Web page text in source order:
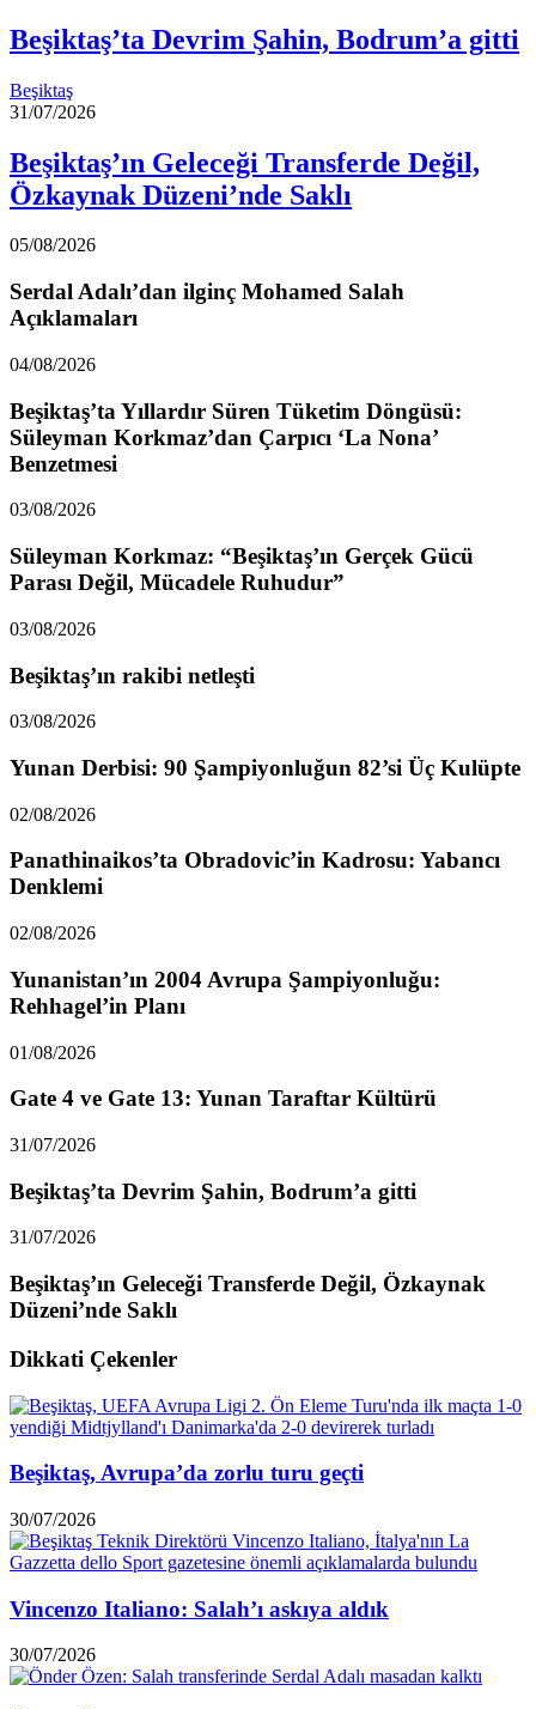
Beşiktaş’ta Devrim Şahin, Bodrum’a gitti
Beşiktaş
31/07/2026
Beşiktaş’ın Geleceği Transferde Değil,
Özkaynak Düzeni’nde Saklı
05/08/2026
Serdal Adalı’dan ilginç Mohamed Salah
Açıklamaları
04/08/2026
Beşiktaş’ta Yıllardır Süren Tüketim Döngüsü:
Süleyman Korkmaz’dan Çarpıcı ‘La Nona’
Benzetmesi
03/08/2026
Süleyman Korkmaz: “Beşiktaş’ın Gerçek Gücü
Parası Değil, Mücadele Ruhudur”
03/08/2026
Beşiktaş’ın rakibi netleşti
03/08/2026
Yunan Derbisi: 90 Şampiyonluğun 82’si Üç Kulüpte
02/08/2026
Panathinaikos’ta Obradovic’in Kadrosu: Yabancı
Denklemi
02/08/2026
Yunanistan’ın 2004 Avrupa Şampiyonluğu:
Rehhagel’in Planı
01/08/2026
Gate 4 ve Gate 13: Yunan Taraftar Kültürü
31/07/2026
Beşiktaş’ta Devrim Şahin, Bodrum’a gitti
31/07/2026
Beşiktaş’ın Geleceği Transferde Değil, Özkaynak
Düzeni’nde Saklı
Dikkati Çekenler
Beşiktaş, Avrupa’da zorlu turu geçti
30/07/2026
Vincenzo Italiano: Salah’ı askıya aldık
30/07/2026